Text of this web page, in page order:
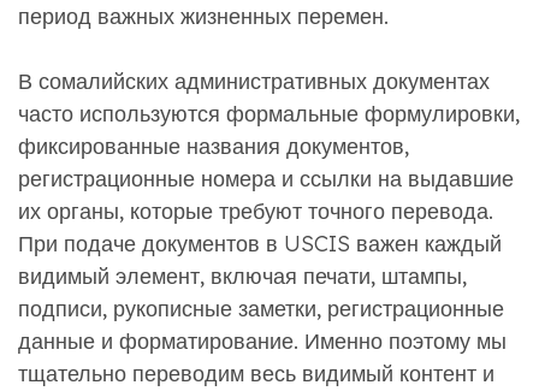
период важных жизненных перемен.
В сомалийских административных документах
часто используются формальные формулировки,
фиксированные названия документов,
регистрационные номера и ссылки на выдавшие
их органы, которые требуют точного перевода.
При подаче документов в USCIS важен каждый
видимый элемент, включая печати, штампы,
подписи, рукописные заметки, регистрационные
данные и форматирование. Именно поэтому мы
тщательно переводим весь видимый контент и